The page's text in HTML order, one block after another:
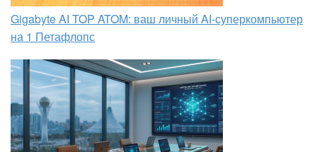
Gigabyte AI TOP ATOM: ваш личный AI-суперкомпьютер
на 1 Петафлопс